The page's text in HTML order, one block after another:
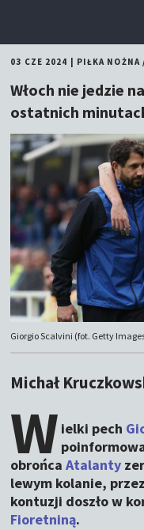
03 CZE 2024 PIŁKA NOŻNA
Włoch nie jedzie
ostatnich
Giorgio Scalvini (fot. Getty
Michał
W ielki pech
obrońcaAtalanty
lewym kolanie,
kontuzji doszło w
Fioretniną.